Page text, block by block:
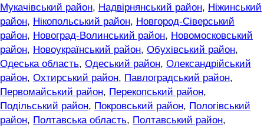
Мукачівський район, Надвірнянський район, Ніжинський
район, Нікопольський район, Новгород-Сіверський
район, Новоград-Волинський район, Новомосковський
район, Новоукраїнський район, Обухівський район,
Одеська область, Одеський район, Олександрійський
район, Охтирський район, Павлоградський район,
Первомайський район, Перекопський район,
Подільський район, Покровський район, Пологівський
район, Полтавська область, Полтавський район,